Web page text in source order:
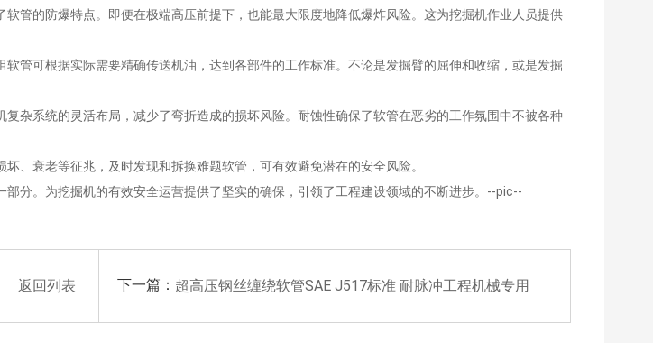
管的防爆特点。即便在极端高压前提下，也能最大限度地降低爆炸风险。这为挖掘机作业人员提供
管可根据实际需要精确传送机油，达到各部件的工作标准。不论是发掘臂的屈伸和收缩，或是发掘
杂系统的灵活布局，减少了弯折造成的损坏风险。耐蚀性确保了软管在恶劣的工作氛围中不被各种
、衰老等征兆，及时发现和拆换难题软管，可有效避免潜在的安全风险。
分。为挖掘机的有效安全运营提供了坚实的确保，引领了工程建设领域的不断进步。--pic--
返回列表 下一篇： 超高压钢丝缠绕软管SAE J517标准 耐脉冲工程机械专用